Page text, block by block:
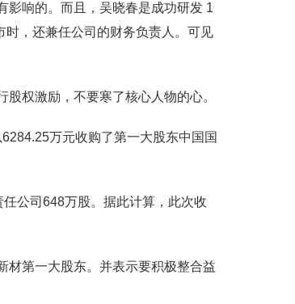
影响的。而且，吴晓春是成功研发 1
，还兼任公司的财务负责人。可见
权激励，不要寒了核心人物的心。
万元收购了第一大股东中国国
公司648万股。据此计算，此次收
材第一大股东。并表示要积极整合益